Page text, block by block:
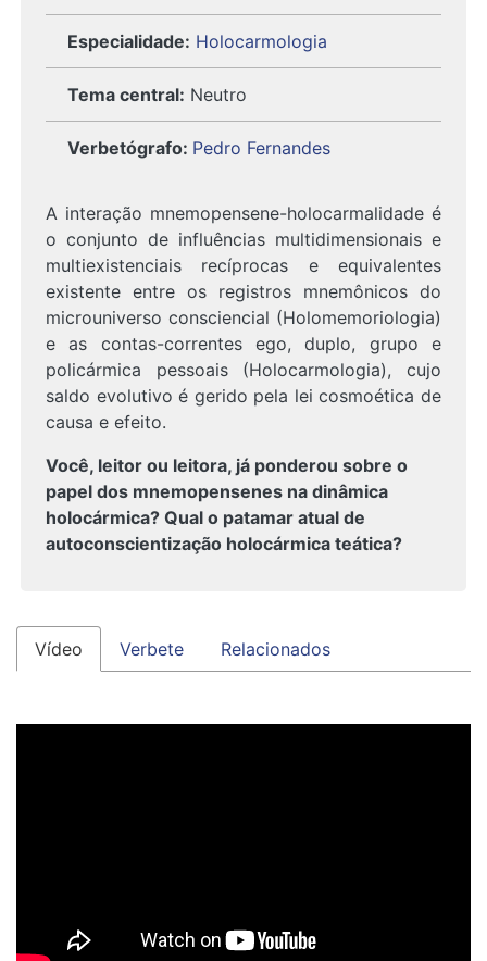
Especialidade: Holocarmologia
Tema central: Neutro
Verbetógrafo: Pedro Fernandes
A interação mnemopensene-holocarmalidade é
o conjunto de influências multidimensionais e
multiexistenciais recíprocas e equivalentes
existente entre os registros mnemônicos do
microuniverso consciencial (Holomemoriologia)
e as contas-correntes ego, duplo, grupo e
policármica pessoais (Holocarmologia), cujo
saldo evolutivo é gerido pela lei cosmoética de
causa e efeito.
Você, leitor ou leitora, já ponderou sobre o
papel dos mnemopensenes na dinâmica
holocármica? Qual o patamar atual de
autoconscientização holocármica teática?
Vídeo Verbete Relacionados